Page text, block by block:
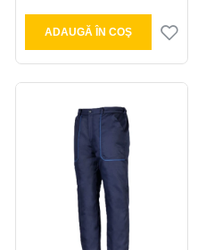
ADAUGĂ ÎN COŞ